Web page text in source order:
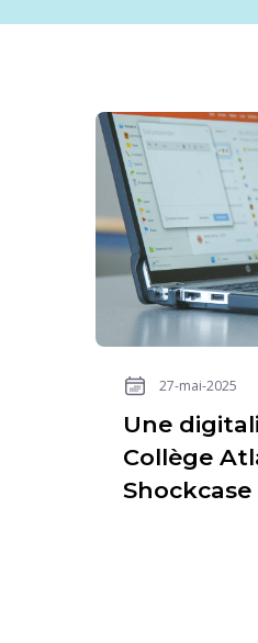
27-mai-2025
Une
Collège